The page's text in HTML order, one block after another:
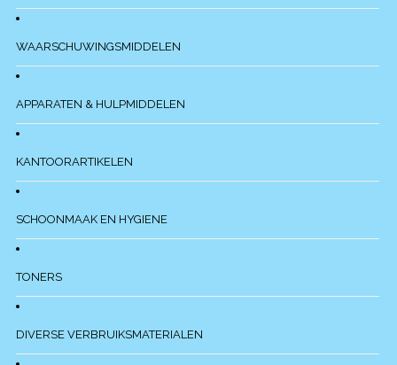
WAARSCHUWINGSMIDDELEN
APPARATEN & HULPMIDDELEN
KANTOORARTIKELEN
SCHOONMAAK EN HYGIENE
TONERS
DIVERSE VERBRUIKSMATERIALEN